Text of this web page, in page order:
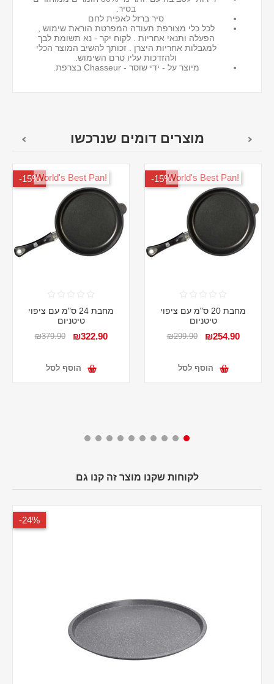
בסיר.
סיר ברזל לאפית לחם
לכל כלי מצורפת תעודה המפרטת הוראת שימוש ,
הפעלה ותנאי אחריות . לקוח יקר - נא תשומת לבך
למגבלות אחריות היצרן . זכותך להשיב המוצר הכלי
ולהזדכות עליו טרם השימוש.
מיוצר על - ידי שוסר - Chasseur בצרפת.
מוצרים דומים שנרכשו
15%- !World's Best Pan
מחבת 20 ס"מ עם ציפוי
טיטניום
₪254.90
₪299.90
הוסף לסל
15%- !World's Best Pan
מחבת 24 ס"מ עם ציפוי
טיטניום
₪322.90
₪379.90
הוסף לסל
לקוחות שקנו מוצר זה קנו גם
24%-